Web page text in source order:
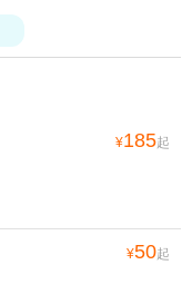
¥185起
¥50起